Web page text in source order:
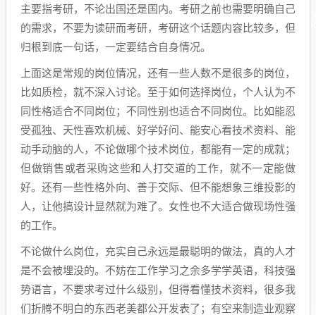
主要指考研，不论出国还是国内。考研之前也需要明确自己
的需求，不要为读研而考研，考研这个话题内容比较多，但
归根到底一句话，一定要结合自身情况。
上面这是常规的岗位情况，还有一些人数不是很多的岗位，
比如质检，就不深入讨论。至于如何选择岗位，个人认为不
同性格适合不同岗位；不同性别也适合不同岗位。比如能忍
受孤独、天性喜欢机械、好学好问、能安心看技术资料、能
动手动脑的人，不论做哪个技术岗位，都能有一定的成就；
但做销售或者采购这些和人打交道的工作，就不一定能做
好。还有一些性格外向、善于交际、但不能想象三维投影的
人，让他搞设计显然就为难了。女性也不大适合做现场性强
的工作。
不论做什么岗位，充实自己永远是最聪明的做法，真的人才
是不会被埋没的。不妨在工作学习之余多学学英语，科技强
势语言，不要求考过什么级别，但得看懂技术资料，很多我
们折腾不明白的东西老美都公开发表了；有空来制造业观察